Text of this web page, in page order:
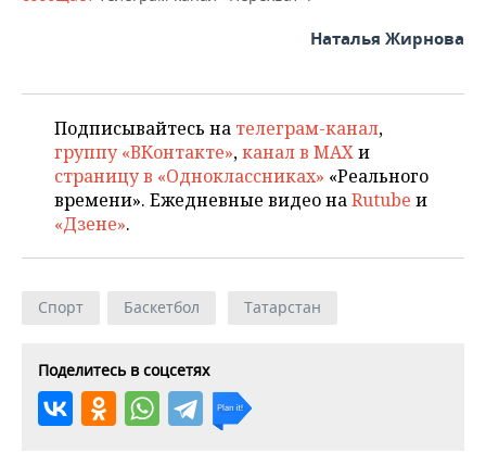
Наталья Жирнова
Подписывайтесь на телеграм-канал,
группу «ВКонтакте»,канал в MAXи
страницу в «Одноклассниках» «Реального
времени». Ежедневные видео наRutube и
«Дзене».
Спорт Баскетбол Татарстан
Поделитесь в соцсетях